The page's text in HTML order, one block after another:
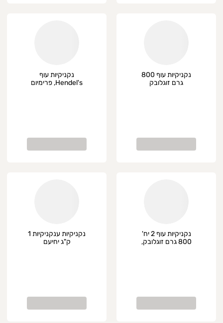
נקניקיות עוף 800
גרם זוגלובק
נקניקיות עוף
Hendel's, פרימיום
נקניקיות עוף 2 יח'
800 גרם זוגלובק,
נקניקיות ענקניקיות 1
ק"ג יחיעם